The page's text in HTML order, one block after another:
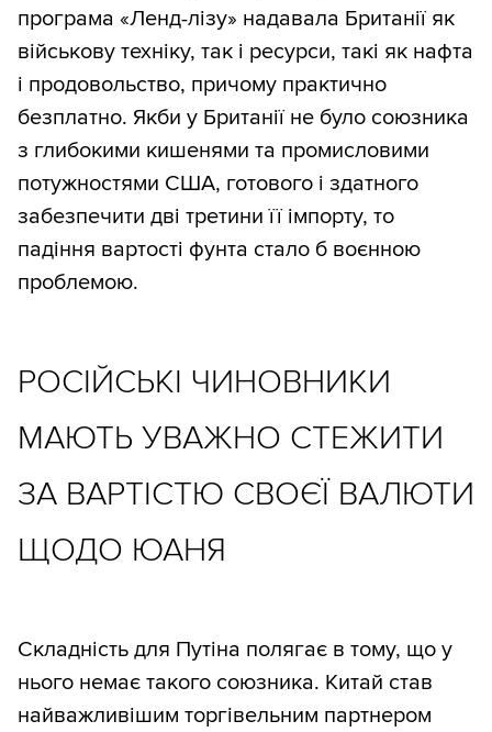
програма «Ленд-лізу» надавала Британії як
військову техніку, так і ресурси, такі як нафта
і продовольство, причому практично
безплатно. Якби у Британії не було союзника
з глибокими кишенями та промисловими
потужностями США, готового і здатного
забезпечити дві третини її імпорту, то
падіння вартості фунта стало б воєнною
проблемою.
РОСІЙСЬКІ ЧИНОВНИКИ
МАЮТЬ УВАЖНО СТЕЖИТИ
ЗА ВАРТІСТЮ СВОЄЇ ВАЛЮТИ
ЩОДО ЮАНЯ
Складність для Путіна полягає в тому, що у
нього немає такого союзника. Китай став
найважливішим торгівельним партнером